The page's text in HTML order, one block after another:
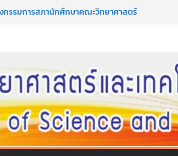
กรรมการสภานักศึกษาคณะวิทยาศาสตร์
งชาติ ประจำปี 2569
าและการมีส่วนร่วมในการดำเนินงานของ
ลยี